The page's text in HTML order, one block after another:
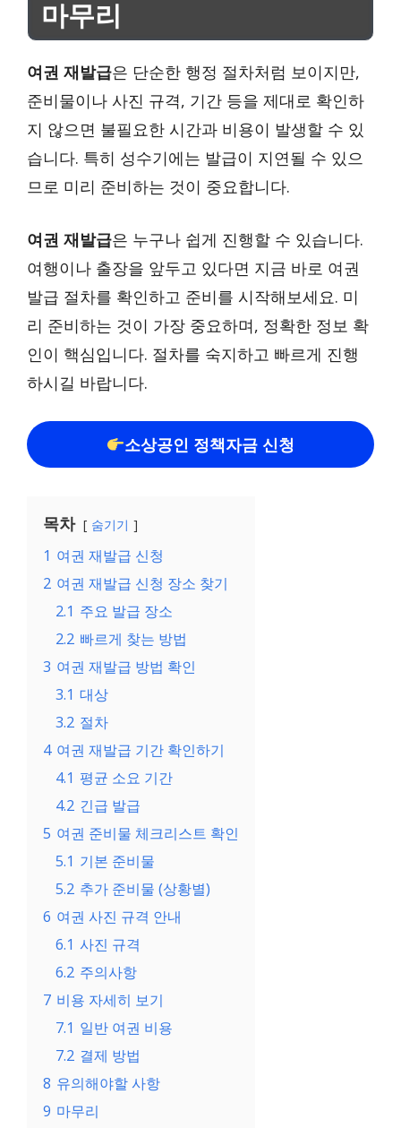
마무리
여권 재발급은 단순한 행정 절차처럼 보이지만,
준비물이나 사진 규격, 기간 등을 제대로 확인하
지 않으면 불필요한 시간과 비용이 발생할 수 있
습니다. 특히 성수기에는 발급이 지연될 수 있으
므로 미리 준비하는 것이 중요합니다.
여권 재발급은 누구나 쉽게 진행할 수 있습니다.
여행이나 출장을 앞두고 있다면 지금 바로 여권
발급 절차를 확인하고 준비를 시작해보세요. 미
리 준비하는 것이 가장 중요하며, 정확한 정보 확
인이 핵심입니다. 절차를 숙지하고 빠르게 진행
하시길 바랍니다.
소상공인 정책자금 신청
목차 숨기기
1 여권 재발급 신청
2 여권 재발급 신청 장소 찾기
2.1 주요 발급 장소
2.2 빠르게 찾는 방법
3 여권 재발급 방법 확인
3.1 대상
3.2 절차
4 여권 재발급 기간 확인하기
4.1 평균 소요 기간
4.2 긴급 발급
5 여권 준비물 체크리스트 확인
5.1 기본 준비물
5.2 추가 준비물 (상황별)
6 여권 사진 규격 안내
6.1 사진 규격
6.2 주의사항
7 비용 자세히 보기
7.1 일반 여권 비용
7.2 결제 방법
8 유의해야할 사항
9 마무리